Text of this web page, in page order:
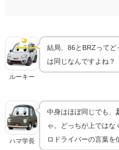
🤝 兄弟の違い
ルーキー
結局、86とBRZって
は同じなんですよね？
ハマ学長
中身はほぼ同じでも、
ゃ。どっちが上ではな
ロドライバーの言葉を